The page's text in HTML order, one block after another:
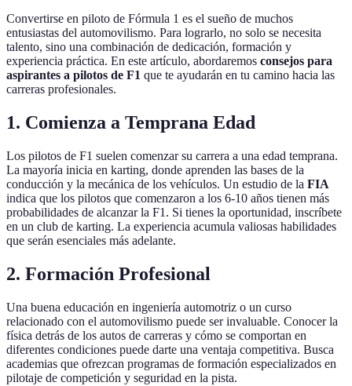
Convertirse en piloto de Fórmula 1 es el sueño de muchos
entusiastas del automovilismo. Para lograrlo, no solo se necesita
talento, sino una combinación de dedicación, formación y
experiencia práctica. En este artículo, abordaremos consejos para
aspirantes a pilotos de F1 que te ayudarán en tu camino hacia las
carreras profesionales.
1. Comienza a Temprana Edad
Los pilotos de F1 suelen comenzar su carrera a una edad temprana.
La mayoría inicia en karting, donde aprenden las bases de la
conducción y la mecánica de los vehículos. Un estudio de la FIA
indica que los pilotos que comenzaron a los 6-10 años tienen más
probabilidades de alcanzar la F1. Si tienes la oportunidad, inscríbete
en un club de karting. La experiencia acumula valiosas habilidades
que serán esenciales más adelante.
2. Formación Profesional
Una buena educación en ingeniería automotriz o un curso
relacionado con el automovilismo puede ser invaluable. Conocer la
física detrás de los autos de carreras y cómo se comportan en
diferentes condiciones puede darte una ventaja competitiva. Busca
academias que ofrezcan programas de formación especializados en
pilotaje de competición y seguridad en la pista.